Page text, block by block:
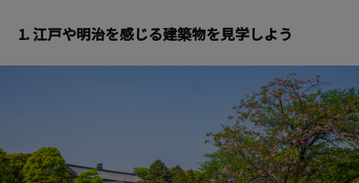
1. 江戸や明治を感じる建築物を見学しよう